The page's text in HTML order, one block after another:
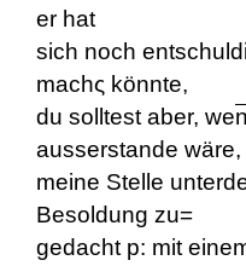
er hat
sich noch
machς könnte,
du solltest aber, wen
ausserstande wäre,
meine Stelle
Besoldung zu=
gedacht p: mit